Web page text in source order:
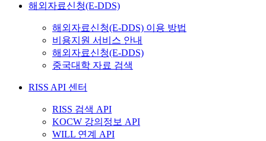
해외자료신청(E-DDS)
해외자료신청(E-DDS) 이용 방법
비용지원 서비스 안내
해외자료신청(E-DDS)
중국대학 자료 검색
RISS API 센터
RISS 검색 API
KOCW 강의정보 API
WILL 연계 API